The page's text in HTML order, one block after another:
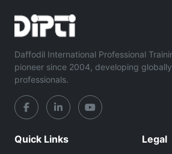
Daffodil International Professional
pioneer since 2004, developing
professionals.
Quick Links
Legal